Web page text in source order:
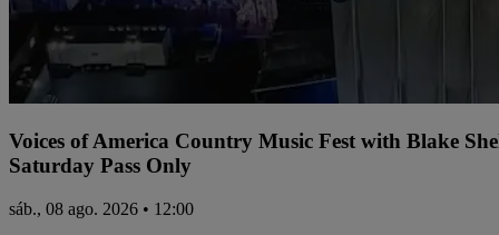
Voices of America Country Music Fest with Blake
Saturday Pass Only
sáb., 08 ago. 2026 • 12:00